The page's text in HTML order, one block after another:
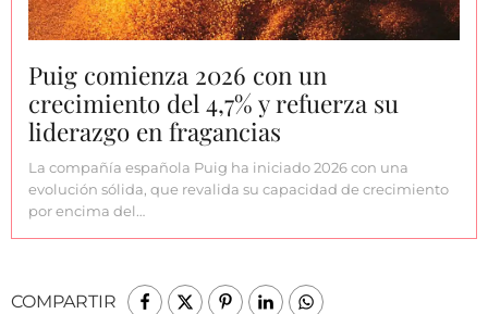
Puig comienza 2026 con un
crecimiento del 4,7% y refuerza su
liderazgo en fragancias
La compañía española Puig ha iniciado 2026 con una
evolución sólida, que revalida su capacidad de crecimiento
por encima del…
COMPARTIR